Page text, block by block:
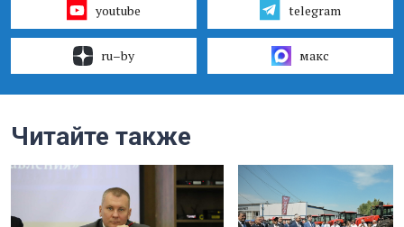
youtube telegram
ru–by макс
Читайте также